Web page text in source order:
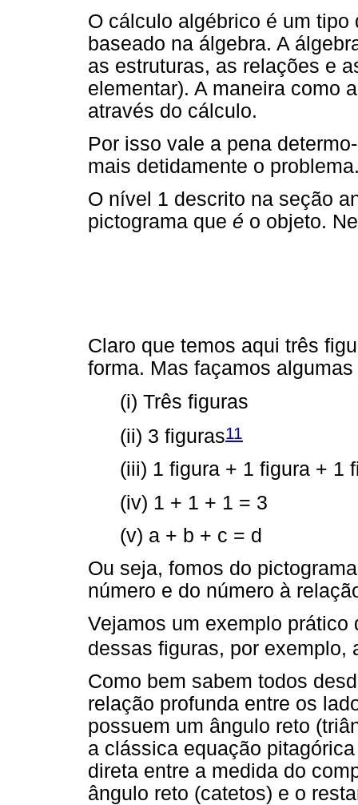
O cálculo algébrico é um
baseado na álgebra. A
as estruturas, as relações e
elementar). A maneira como
através do cálculo.
Por isso vale a pena
mais detidamente o
O nível 1 descrito na seção
pictograma que é o objeto.
Claro que temos aqui três
forma. Mas façamos
(i) Três figuras
(ii) 3 figuras11
(iii) 1 figura + 1 figura + 1
(iv) 1 + 1 + 1 = 3
(v) a + b + c = d
Ou seja, fomos do
número e do número à
Vejamos um exemplo prático
dessas figuras, por exemplo,
Como bem sabem todos
relação profunda entre os
possuem um ângulo reto
a clássica equação
direta entre a medida do
ângulo reto (catetos) e o